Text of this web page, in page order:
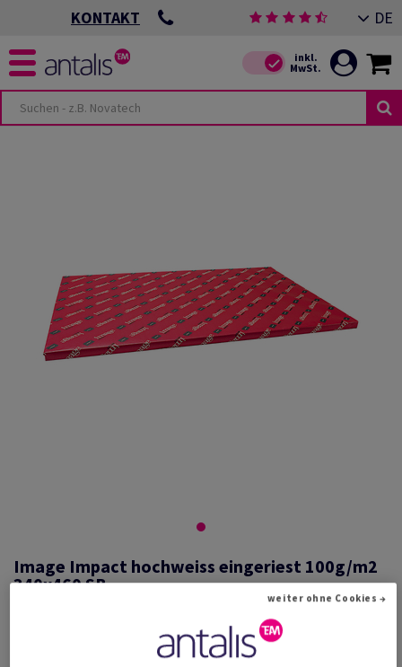
KONTAKT DE
Image Impact hochweiss eingeriest 100g/m2
340x460 SB
weiter ohne Cookies →